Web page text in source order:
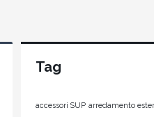
Tag
accessori SUP arredamento